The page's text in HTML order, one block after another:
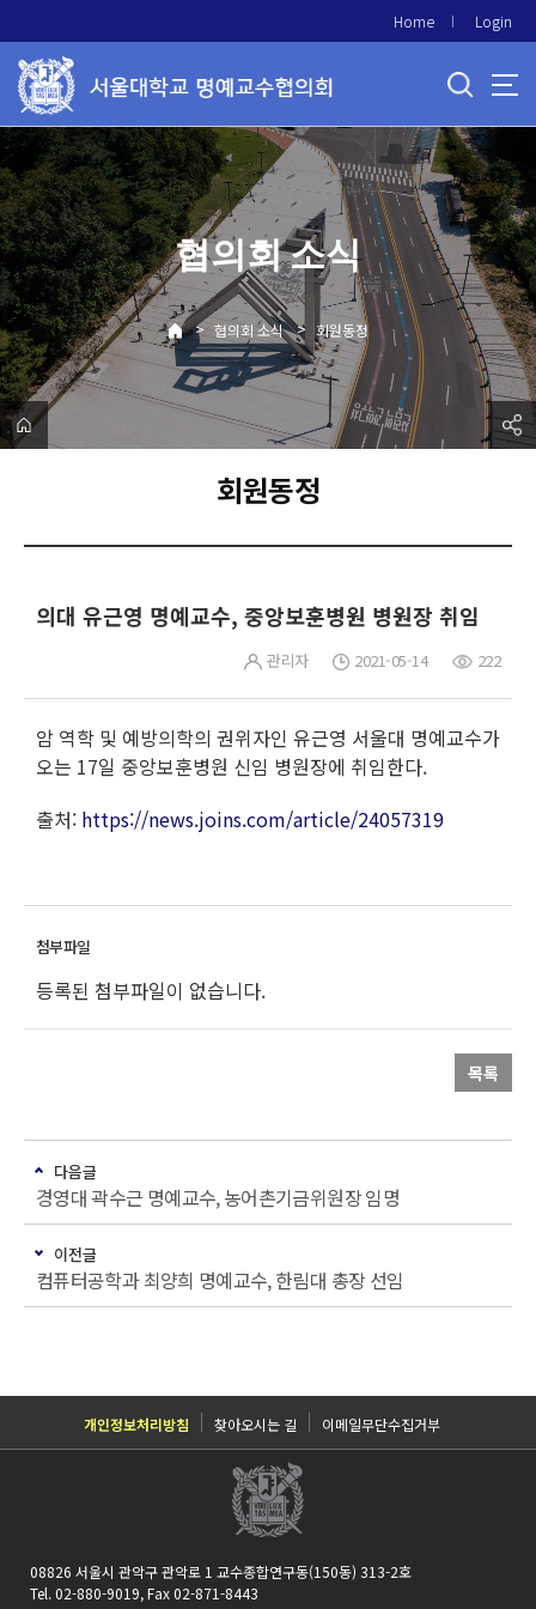
로
메
뉴
Home Login
협의회 소식
> 협의회 소식 > 회원동정
회원동정
의대 유근영 명예교수, 중앙보훈병원 병원장 취임
관리자 2021-05-14 222
암 역학 및 예방의학의 권위자인 유근영 서울대 명예교수가
오는 17일 중앙보훈병원 신임 병원장에 취임한다.
출처: https://news.joins.com/article/24057319
등록된 첨부파일이 없습니다.
목록
다음글
경영대 곽수근 명예교수, 농어촌기금위원장 임명
이전글
컴퓨터공학과 최양희 명예교수, 한림대 총장 선임
개인정보처리방침 찾아오시는 길 이메일무단수집거부
08826 서울시 관악구 관악로 1 교수종합연구동(150동) 313-2호
Tel. 02-880-9019, Fax 02-871-8443